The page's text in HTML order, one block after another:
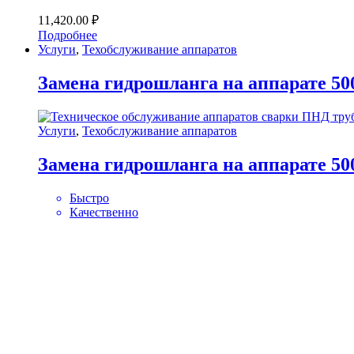
11,420.00 ₽
Подробнее
Услуги, Техобслуживание аппаратов
Замена гидрошланга на аппарате
Услуги, Техобслуживание аппаратов
Замена гидрошланга на аппарате
Быстро
Качественно